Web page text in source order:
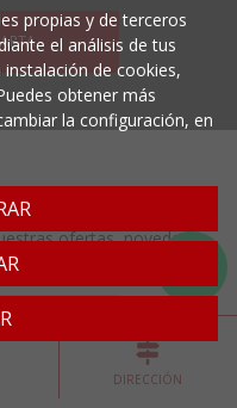
ofertas, novedades
mes.
de MID Car a
DIRECCIÓN
propias y de terceros
el análisis de tus
de cookies,
obtener más
la configuración, en